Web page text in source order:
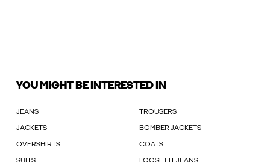
YOU MIGHT BE INTERESTED IN
JEANS TROUSERS
JACKETS BOMBER JACKETS
OVERSHIRTS COATS